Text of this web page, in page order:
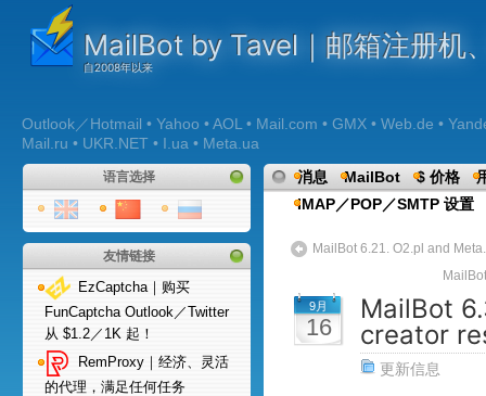
MailBot by Tavel｜邮箱注册机
Outlook／Hotmail • Yahoo • AOL • Mail.com • GMX • Web.de •
Mail.ru • UKR.NET • I.ua • Meta.ua
语言选择
友情链接
EzCaptcha｜购买
FunCaptcha Outlook／Twitter
从 $1.2／1K 起！
RemProxy｜经济、灵活
的代理，满足任何任务
消息 MailBot $ 价格
IMAP／POP／SMTP 设置
MailBot 6.21. O2.pl and
9月
16
MailBot
creator
更新信息